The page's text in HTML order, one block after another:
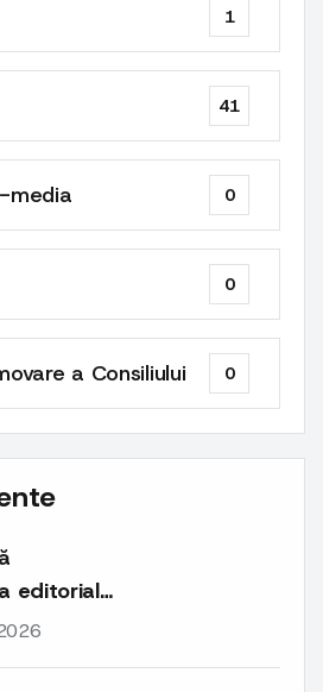
1
41
media 0
0
a Consiliului 0
editorială